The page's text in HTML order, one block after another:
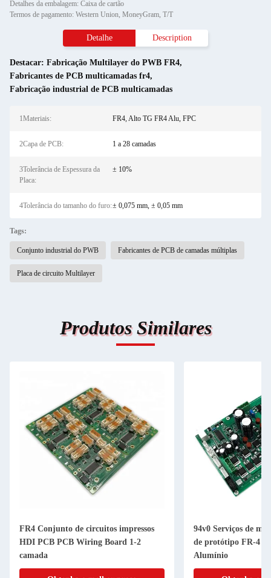
Detalhes da embalagem: Caixa de cartão
Termos de pagamento: Western Union, MoneyGram, T/T
Detalhe Description
Destacar: Fabricação Multilayer do PWB FR4,
Fabricantes de PCB multicamadas fr4,
Fabricação industrial de PCB multicamadas
1Materiais: FR4, Alto TG FR4 Alu, FPC
2Capa de PCB: 1 a 28 camadas
3Tolerância de Espessura da
Placa:
± 10%
4Tolerância do tamanho do furo:± 0,075 mm, ± 0,05 mm
Tags:
Conjunto industrial do PWB Fabricantes de PCB de camadas múltiplas
Placa de circuito Multilayer
Produtos Similares
FR4 Conjunto de circuitos impressos
HDI PCB PCB Wiring Board 1-2
camada
94v0 Serviços de
de protótipo FR-4
Alumínio